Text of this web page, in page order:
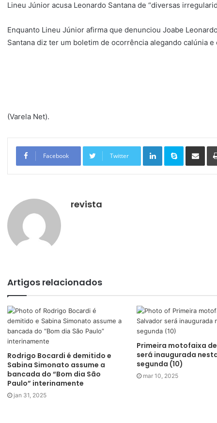
Lineu Júnior acusa Leonardo Santana de “diversas
Enquanto Lineu Júnior afirma que denunciou Joabe
Santana diz ter um boletim de ocorrência alegando calúnia
(Varela Net).
Facebook Twitter
Linkedin Skype
revista
Artigos relacionados
Rodrigo Bocardi é demitido e
Sabina Simonato assume a
bancada do “Bom dia São
Paulo” interinamente
jan 31, 2025
Primeira motofaixa
será inaugurada
segunda (10)
mar 10, 2025